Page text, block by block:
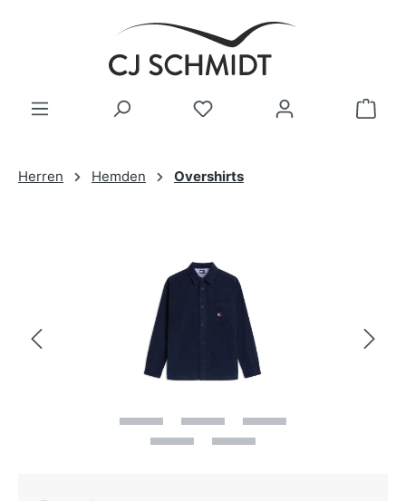
Zum Hauptinhalt springen
Herren Hemden Overshirts